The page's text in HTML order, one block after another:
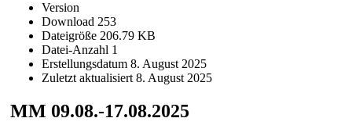
Version
Download 253
Dateigröße 206.79 KB
Datei-Anzahl 1
Erstellungsdatum 8. August 2025
Zuletzt aktualisiert 8. August 2025
MM 09.08.-17.08.2025